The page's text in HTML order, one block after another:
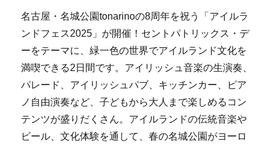
名古屋・名城公園tonarinoの8周年を祝う「アイルラ
ンドフェス2025」が開催！セントパトリックス・デ
ーをテーマに、緑一色の世界でアイルランド文化を
満喫できる2日間です。アイリッシュ音楽の生演奏、
パレード、アイリッシュパブ、キッチンカー、ピア
ノ自由演奏など、子どもから大人まで楽しめるコン
テンツが盛りだくさん。アイルランドの伝統音楽や
ビール、文化体験を通して、春の名城公園がヨーロ